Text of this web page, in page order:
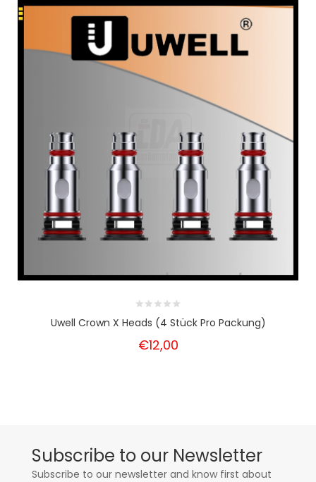
Uwell Crown X Heads (4 Stück Pro Packung)
€12,00
Subscribe to our Newsletter
Subscribe to our newsletter and know first about